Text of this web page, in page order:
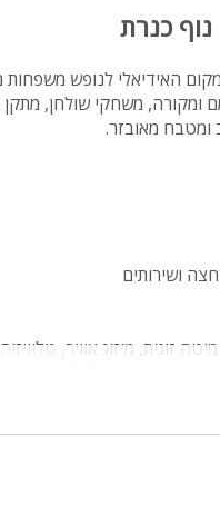
נוף כנרת
האידיאלי לנופש
ומטבח מאובזר.